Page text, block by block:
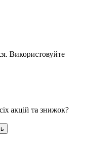
Використовуйте
акцій та знижок?